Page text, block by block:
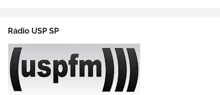
Rádio USP SP